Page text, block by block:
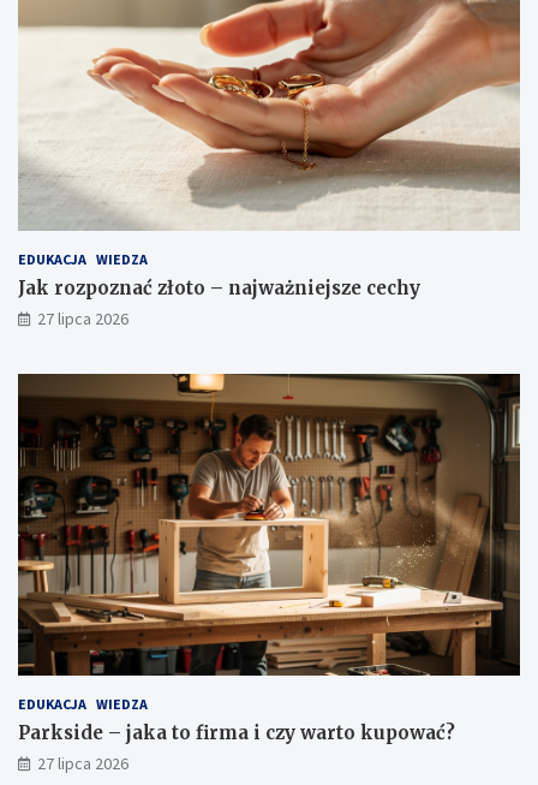
EDUKACJA WIEDZA
Jak rozpoznać złoto – najważniejsze cechy
27 lipca 2026
EDUKACJA WIEDZA
Parkside – jaka to firma i czy warto kupować?
27 lipca 2026